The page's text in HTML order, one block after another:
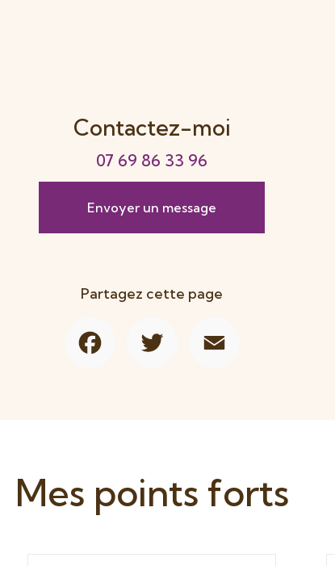
Contactez-moi
07 69 86 33 96
Envoyer un message
Partagez cette page
Mes points forts